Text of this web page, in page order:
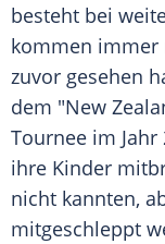
besteht bei
kommen immer
zuvor gesehen
dem "New
Tournee im Jahr
ihre Kinder
nicht kannten,
mitgeschleppt